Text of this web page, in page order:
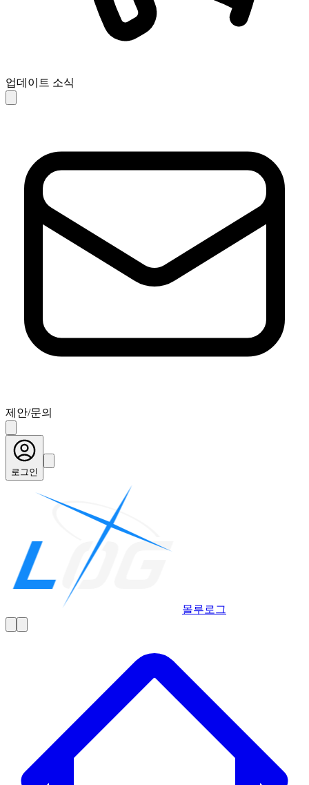
업데이트 소식
제안/문의
로그인
몰루로그